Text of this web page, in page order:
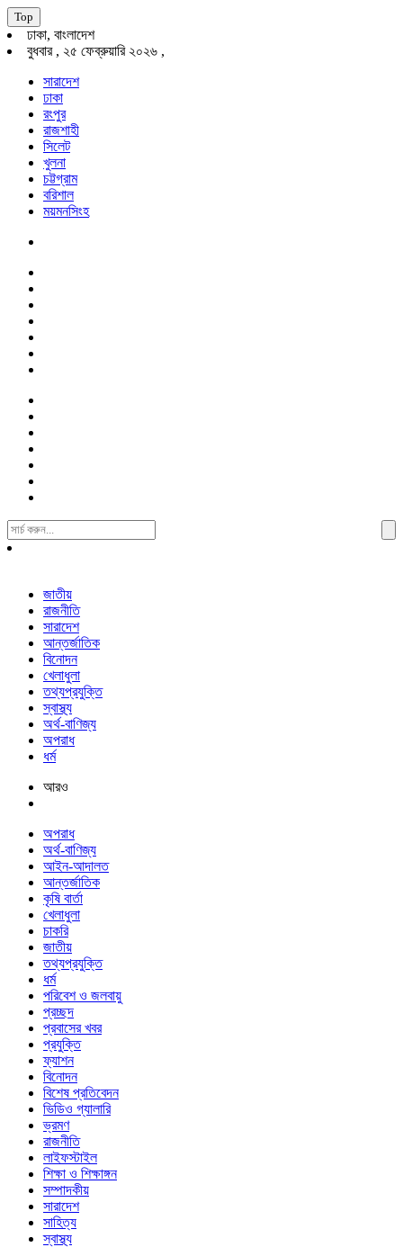
Top
ঢাকা, বাংলাদেশ
বুধবার , ২৫ ফেব্রুয়ারি ২০২৬ ,
সারাদেশ
ঢাকা
রংপুর
রাজশাহী
সিলেট
খুলনা
চট্টগ্রাম
বরিশাল
ময়মনসিংহ
Search
For:
জাতীয়
রাজনীতি
সারাদেশ
আন্তর্জাতিক
বিনোদন
খেলাধুলা
তথ্যপ্রযুক্তি
স্বাস্থ্য
অর্থ-বাণিজ্য
অপরাধ
ধর্ম
আরও
অপরাধ
অর্থ-বাণিজ্য
আইন-আদালত
আন্তর্জাতিক
কৃষি বার্তা
খেলাধুলা
চাকরি
জাতীয়
তথ্যপ্রযুক্তি
ধর্ম
পরিবেশ ও জলবায়ু
প্রচ্ছদ
প্রবাসের খবর
প্রযুক্তি
ফ্যাশন
বিনোদন
বিশেষ প্রতিবেদন
ভিডিও গ্যালারি
ভ্রমণ
রাজনীতি
লাইফস্টাইল
শিক্ষা ও শিক্ষাঙ্গন
সম্পাদকীয়
সারাদেশ
সাহিত্য
স্বাস্থ্য